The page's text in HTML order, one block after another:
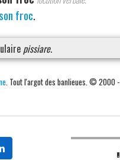
froc.
pissiare.
. Tout l'argot des banlieues. © 2000